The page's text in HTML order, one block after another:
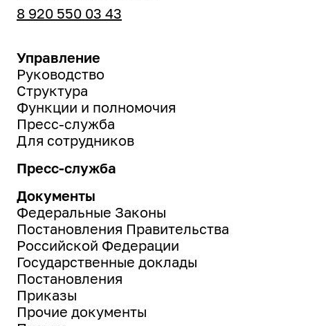
8 920 550 03 43
Управление
Руководство
Структура
Функции и полномочия
Пресс-служба
Для сотрудников
Пресс-служба
Документы
Федеральные Законы
Постановления Правительства
Российской Федерации
Государственные доклады
Постановления
Приказы
Прочие документы